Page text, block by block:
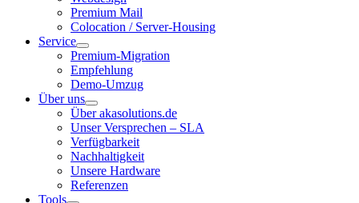
Premium Mail
Colocation / Server-Housing
Service
Premium-Migration
Empfehlung
Demo-Umzug
Über uns
Über akasolutions.de
Unser Versprechen – SLA
Verfügbarkeit
Nachhaltigkeit
Unsere Hardware
Referenzen
Tools